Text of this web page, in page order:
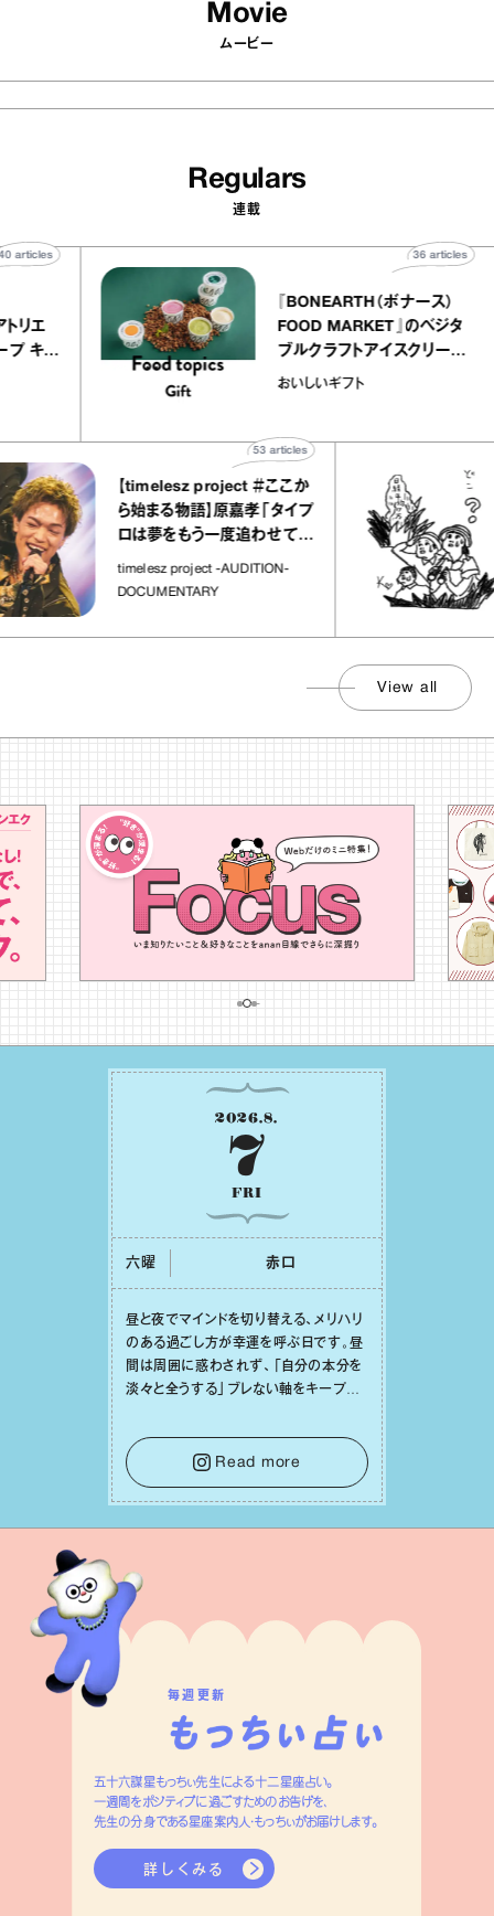
Movie
ムービー
Regulars
連載
ー アトリエ
クレープ キャ
40 articles
『BONEARTH（ボナース
FOOD MARKET』のベ
ブルクラフトアイスクリ
｜真野知子の「おいしい
おいしいギフト
36
【timelesz project ＃ここか
ら始まる物語】原嘉孝「タイプ
ロは夢をもう一度追わせてく
れた場所」
timelesz project -AUDITION-
DOCUMENTARY
articles
View all
2026.8.
7
FRI
六曜 ⾚⼝
昼と夜でマインドを切り替える、メリハリ
のある過ごし⽅が幸運を呼ぶ⽇です。昼
間は周囲に惑わされず、「⾃分の本分を
淡々と全うする」ブレない軸をキープし
⾔葉に流されないよう、⼼にしっかりブ
レーキをかけること。この意識の切り替
えが、あなたに確かな安⼼感をもたらす
はずです。
Read more
毎週更新
五十六謀星もっちぃ先生による十二星座占い。
一週間をポジティブに過ごすためのお告げを、
先生の分身である星座案内人・もっちぃがお届けします。
詳しくみる